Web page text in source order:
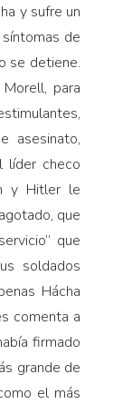
y sufre un
de
se detiene.
para
asesinato,
líder checo
y Hitler le
que
que
soldados
Hácha
comenta a
firmado
grande de
el más